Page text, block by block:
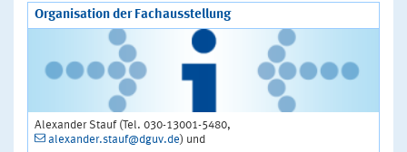
Organisation der Fachausstellung
Alexander Stauf (Tel. 030-13001-5480,
alexander.stauf@dguv.de) und